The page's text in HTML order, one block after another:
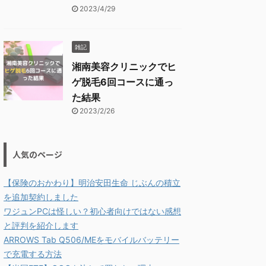
2023/4/29
雑記
湘南美容クリニックでヒ
ゲ脱毛6回コースに通っ
た結果
2023/2/26
人気のページ
【保険のおかわり】明治安田生命 じぶんの積立
を追加契約しました
ワジュンPCは怪しい？初心者向けではない感想
と評判を紹介します
ARROWS Tab Q506/MEをモバイルバッテリー
で充電する方法